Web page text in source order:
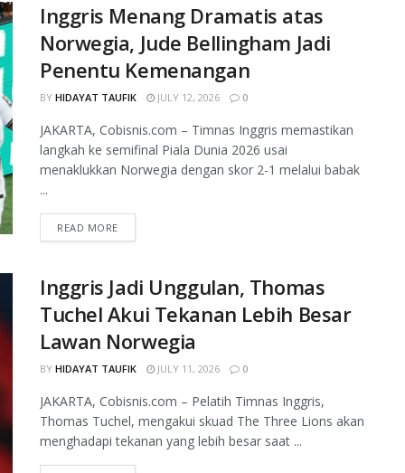
Inggris Menang Dramatis atas
Norwegia, Jude Bellingham Jadi
Penentu Kemenangan
BY HIDAYAT TAUFIK JULY 12, 2026 0
JAKARTA, Cobisnis.com – Timnas Inggris memastikan
langkah ke semifinal Piala Dunia 2026 usai
menaklukkan Norwegia dengan skor 2-1 melalui babak
...
READ MORE
Inggris Jadi Unggulan, Thomas
Tuchel Akui Tekanan Lebih Besar
Lawan Norwegia
BY HIDAYAT TAUFIK JULY 11, 2026 0
JAKARTA, Cobisnis.com – Pelatih Timnas Inggris,
Thomas Tuchel, mengakui skuad The Three Lions akan
menghadapi tekanan yang lebih besar saat ...